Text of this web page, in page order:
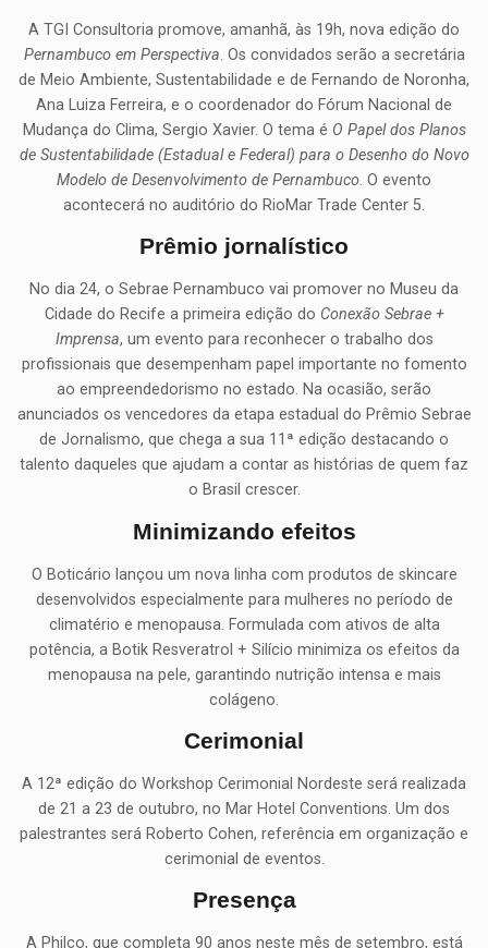
A TGI Consultoria promove, amanhã, às 19h, nova edição do
Pernambuco em Perspectiva. Os convidados serão a secretária
de Meio Ambiente, Sustentabilidade e de Fernando de Noronha,
Ana Luiza Ferreira, e o coordenador do Fórum Nacional de
Mudança do Clima, Sergio Xavier. O tema é O Papel dos Planos
de Sustentabilidade (Estadual e Federal) para o Desenho do Novo
Modelo de Desenvolvimento de Pernambuco. O evento
acontecerá no auditório do RioMar Trade Center 5.
Prêmio jornalístico
No dia 24, o Sebrae Pernambuco vai promover no Museu da
Cidade do Recife a primeira edição do Conexão Sebrae +
Imprensa, um evento para reconhecer o trabalho dos
profissionais que desempenham papel importante no fomento
ao empreendedorismo no estado. Na ocasião, serão
anunciados os vencedores da etapa estadual do Prêmio Sebrae
de Jornalismo, que chega a sua 11ª edição destacando o
talento daqueles que ajudam a contar as histórias de quem faz
o Brasil crescer.
Minimizando efeitos
O Boticário lançou um nova linha com produtos de skincare
desenvolvidos especialmente para mulheres no período de
climatério e menopausa. Formulada com ativos de alta
potência, a Botik Resveratrol + Silício minimiza os efeitos da
menopausa na pele, garantindo nutrição intensa e mais
colágeno.
Cerimonial
A 12ª edição do Workshop Cerimonial Nordeste será realizada
de 21 a 23 de outubro, no Mar Hotel Conventions. Um dos
palestrantes será Roberto Cohen, referência em organização e
cerimonial de eventos.
Presença
A Philco, que completa 90 anos neste mês de setembro, está